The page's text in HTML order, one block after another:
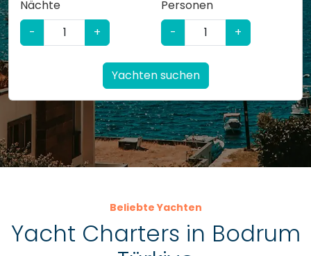
Nächte
-
+
Personen
-
+
Yachten suchen
Beliebte Yachten
Yacht Charters in Bodrum